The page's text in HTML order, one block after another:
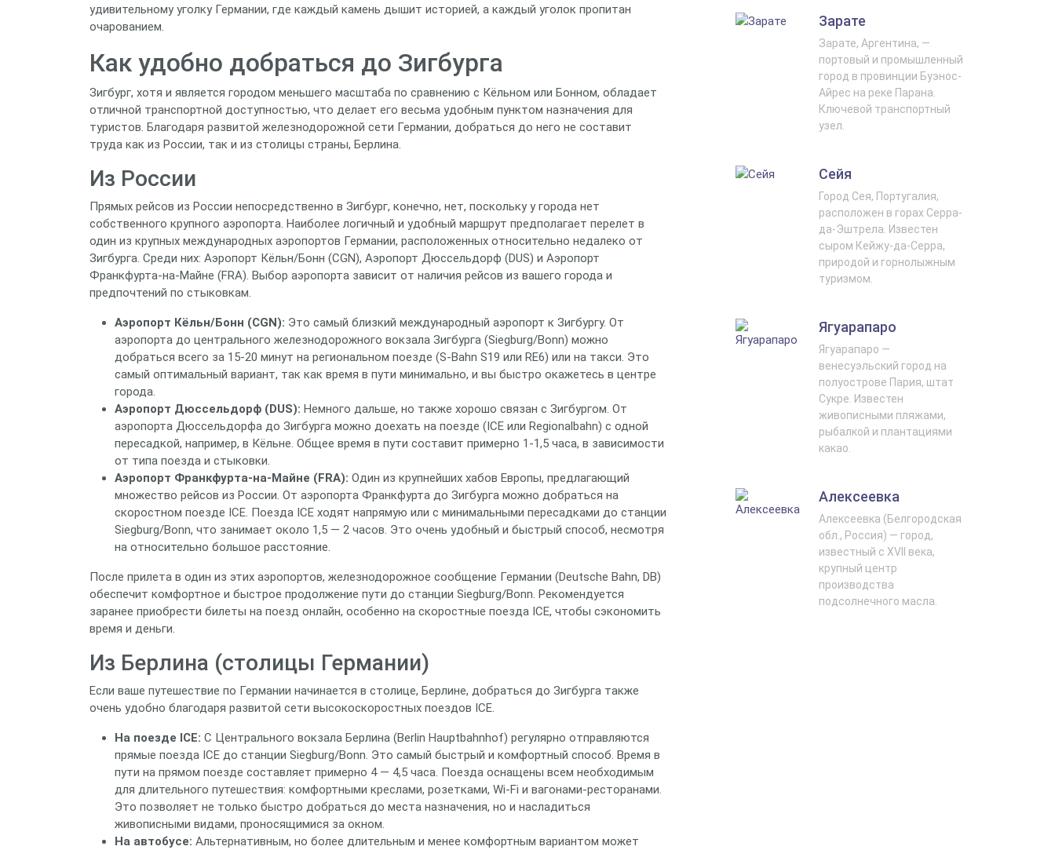
удивительному уголку Германии, где каждый камень дышит историей, а каждый уголок пропитан
очарованием.
Как удобно добраться до Зигбурга
Зигбург, хотя и является городом меньшего масштаба по сравнению с Кёльном или Бонном, обладает
отличной транспортной доступностью, что делает его весьма удобным пунктом назначения для
туристов. Благодаря развитой железнодорожной сети Германии, добраться до него не составит
труда как из России, так и из столицы страны, Берлина.
Из России
Прямых рейсов из России непосредственно в Зигбург, конечно, нет, поскольку у города нет
собственного крупного аэропорта. Наиболее логичный и удобный маршрут предполагает перелет в
один из крупных международных аэропортов Германии, расположенных относительно недалеко от
Зигбурга. Среди них: Аэропорт Кёльн/Бонн (CGN), Аэропорт Дюссельдорф (DUS) и Аэропорт
Франкфурта-на-Майне (FRA). Выбор аэропорта зависит от наличия рейсов из вашего города и
предпочтений по стыковкам.
Аэропорт Кёльн/Бонн (CGN): Это самый близкий международный аэропорт к Зигбургу. От
аэропорта до центрального железнодорожного вокзала Зигбурга (Siegburg/Bonn) можно
добраться всего за 15-20 минут на региональном поезде (S-Bahn S19 или RE6) или на такси. Это
самый оптимальный вариант, так как время в пути минимально, и вы быстро окажетесь в центре
города.
Аэропорт Дюссельдорф (DUS): Немного дальше, но также хорошо связан с Зигбургом. От
аэропорта Дюссельдорфа до Зигбурга можно доехать на поезде (ICE или Regionalbahn) с одной
пересадкой, например, в Кёльне. Общее время в пути составит примерно 1-1,5 часа, в зависимости
от типа поезда и стыковки.
Аэропорт Франкфурта-на-Майне (FRA): Один из крупнейших хабов Европы, предлагающий
множество рейсов из России. От аэропорта Франкфурта до Зигбурга можно добраться на
скоростном поезде ICE. Поезда ICE ходят напрямую или с минимальными пересадками до станции
Siegburg/Bonn, что занимает около 1,5 — 2 часов. Это очень удобный и быстрый способ, несмотря
на относительно большое расстояние.
После прилета в один из этих аэропортов, железнодорожное сообщение Германии (Deutsche Bahn, DB)
обеспечит комфортное и быстрое продолжение пути до станции Siegburg/Bonn. Рекомендуется
заранее приобрести билеты на поезд онлайн, особенно на скоростные поезда ICE, чтобы сэкономить
время и деньги.
Из Берлина (столицы Германии)
Если ваше путешествие по Германии начинается в столице, Берлине, добраться до Зигбурга также
очень удобно благодаря развитой сети высокоскоростных поездов ICE.
На поезде ICE: С Центрального вокзала Берлина (Berlin Hauptbahnhof) регулярно отправляются
прямые поезда ICE до станции Siegburg/Bonn. Это самый быстрый и комфортный способ. Время в
пути на прямом поезде составляет примерно 4 — 4,5 часа. Поезда оснащены всем необходимым
для длительного путешествия: комфортными креслами, розетками, Wi-Fi и вагонами-ресторанами.
Это позволяет не только быстро добраться до места назначения, но и насладиться
живописными видами, проносящимися за окном.
На автобусе: Альтернативным, но более длительным и менее комфортным вариантом может
Зарате
Зарате, Аргентина, —
портовый и промышленный
город в провинции Буэнос-
Айрес на реке Парана.
Ключевой транспортный
узел.
Сейя
Город Сея, Португалия,
расположен в горах Серра-
да-Эштрела. Известен
сыром Кейжу-да-Серра,
природой и горнолыжным
туризмом.
Ягуарапаро
Ягуарапаро —
венесуэльский город на
полуострове Пария, штат
Сукре. Известен
живописными пляжами,
рыбалкой и плантациями
какао.
Алексеевка
Алексеевка (Белгородская
обл., Россия) — город,
известный с XVII века,
крупный центр
производства
подсолнечного масла.